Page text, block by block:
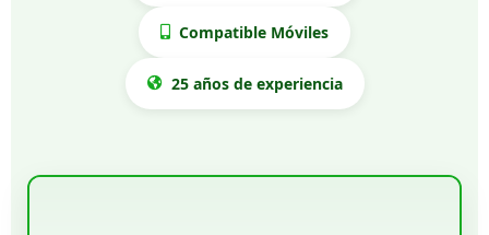
Compatible Móviles
25 años de experiencia